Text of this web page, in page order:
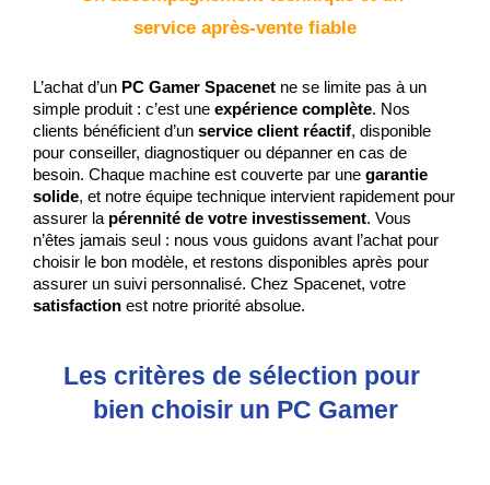
service après-vente fiable
L’achat d’un PC Gamer Spacenet ne se limite pas à un
simple produit : c’est une expérience complète. Nos
clients bénéficient d’un service client réactif, disponible
pour conseiller, diagnostiquer ou dépanner en cas de
besoin. Chaque machine est couverte par une garantie
solide, et notre équipe technique intervient rapidement pour
assurer la pérennité de votre investissement. Vous
n’êtes jamais seul : nous vous guidons avant l’achat pour
choisir le bon modèle, et restons disponibles après pour
satisfaction est notre priorité absolue.
Les critères de sélection pour
bien choisir un PC Gamer